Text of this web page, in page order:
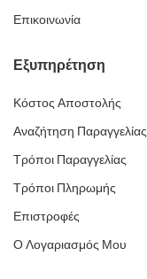
Επικοινωνία
Εξυπηρέτηση
Κόστος Αποστολής
Αναζήτηση Παραγγελίας
Τρόποι Παραγγελίας
Τρόποι Πληρωμής
Επιστροφές
Ο Λογαριασμός Μου